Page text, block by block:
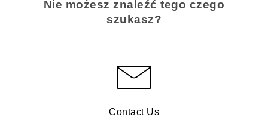
Nie możesz znaleźć tego czego
szukasz?
Contact Us